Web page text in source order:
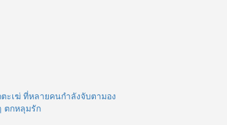
เฆ่ ที่หลายคนกำลังจับตามอง
ตกหลุมรัก